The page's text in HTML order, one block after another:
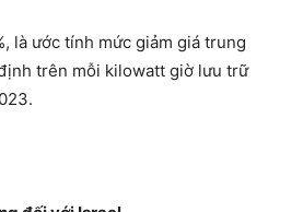
là ước tính mức giảm giá trung
trên mỗi kilowatt giờ lưu trữ